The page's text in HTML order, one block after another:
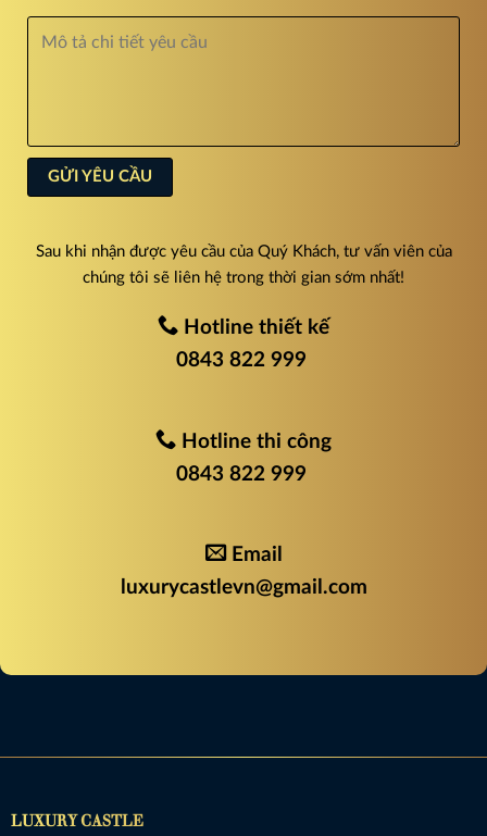
Sau khi nhận được yêu cầu của Quý Khách, tư vấn viên của
chúng tôi sẽ liên hệ trong thời gian sớm nhất!
Hotline thiết kế
0843 822 999
Hotline thi công
0843 822 999
Email
luxurycastlevn@gmail.com
LUXURY CASTLE